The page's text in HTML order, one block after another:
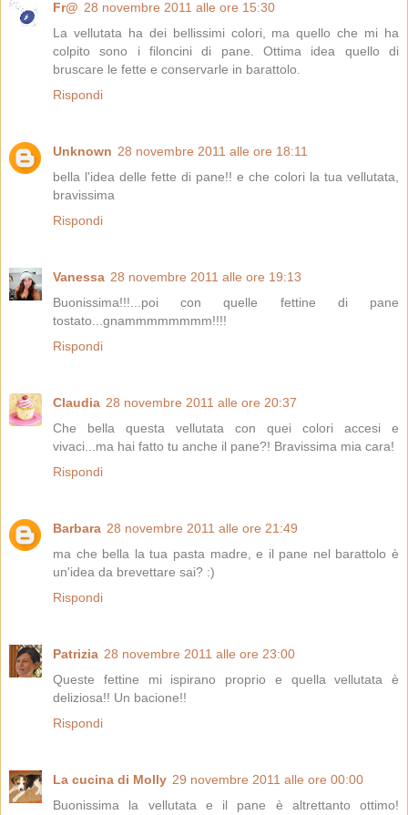
Fr@ 28 novembre 2011 alle ore 15:30
La vellutata ha dei bellissimi colori, ma quello che mi ha
colpito sono i filoncini di pane. Ottima idea quello di
bruscare le fette e conservarle in barattolo.
Rispondi
Unknown 28 novembre 2011 alle ore 18:11
bella l'idea delle fette di pane!! e che colori la tua vellutata,
bravissima
Rispondi
Vanessa 28 novembre 2011 alle ore 19:13
Buonissima!!!...poi con quelle fettine di pane
tostato...gnammmmmmmm!!!!
Rispondi
Claudia 28 novembre 2011 alle ore 20:37
Che bella questa vellutata con quei colori accesi e
vivaci...ma hai fatto tu anche il pane?! Bravissima mia cara!
Rispondi
Barbara 28 novembre 2011 alle ore 21:49
ma che bella la tua pasta madre, e il pane nel barattolo è
un'idea da brevettare sai? :)
Rispondi
Patrizia 28 novembre 2011 alle ore 23:00
Queste fettine mi ispirano proprio e quella vellutata è
deliziosa!! Un bacione!!
Rispondi
La cucina di Molly 29 novembre 2011 alle ore 00:00
Buonissima la vellutata e il pane è altrettanto ottimo!